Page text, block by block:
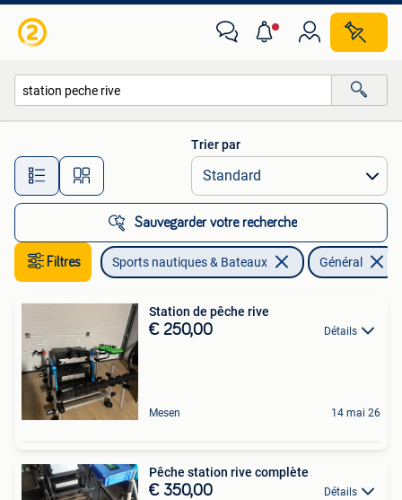
Toutes les distances…
Trier par
Sauvegarder votre recherche
Filtres Sports nautiques & Bateaux Général
Station de pêche rive
€ 250,00 Détails
Mesen 14 mai 26
Pêche station rive complète
€ 350,00 Détails